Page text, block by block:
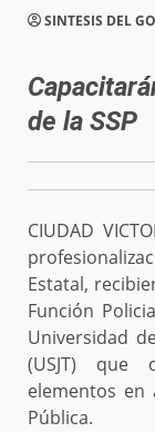
SINTESIS DEL
de la SSP
CIUDAD
Estatal,
Función
Universidad
(USJT) que
elementos en
Pública.